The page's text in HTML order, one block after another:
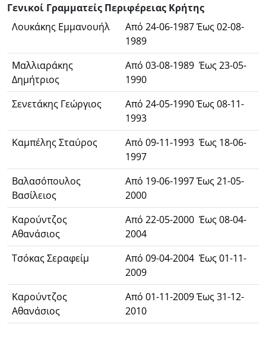
Γενικοί Γραμματείς Περιφέρειας Κρήτης
Λουκάκης Εμμανουήλ
Από 24-06-1987 Έως 02-08-
1989
Μαλλιαράκης
Δημήτριος
Από 03-08-1989 Έως 23-05-
1990
Σενετάκης Γεώργιος
Από 24-05-1990 Έως 08-11-
1993
Καμπέλης Σταύρος
Από 09-11-1993 Έως 18-06-
1997
Βαλασόπουλος
Βασίλειος
Από 19-06-1997 Έως 21-05-
2000
Καρούντζος
Αθανάσιος
Από 22-05-2000 Έως 08-04-
2004
Τσόκας Σεραφείμ
Από 09-04-2004 Έως 01-11-
2009
Καρούντζος
Αθανάσιος
Από 01-11-2009 Έως 31-12-
2010